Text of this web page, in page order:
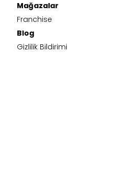
Mağazalar
Franchise
Blog
Gizlilik Bildirimi